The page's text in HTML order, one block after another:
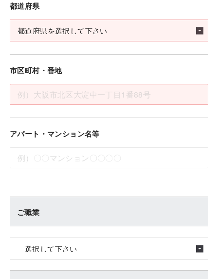
都道府県
市区町村・番地
アパート・マンション名等
ご職業